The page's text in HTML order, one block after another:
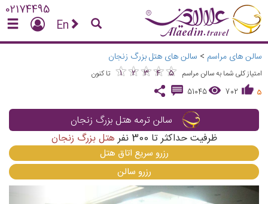
02174495
En
سالن های مراسم > سالن های هتل بزرگ زنجان
امتیاز کلی شما به سالن مراسم ★
1 ★
2 ★
3 ★
4 ★
5
★★★★★
تا کنون
5
702
51045
سالن ترمه هتل بزرگ زنجان
ظرفیت حداکثر تا 300 نفر هتل بزرگ زنجان
رزرو سریع اتاق هتل
رزرو سالن
Next